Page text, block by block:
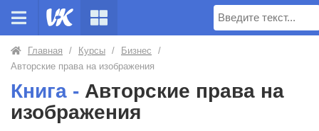
Поиск
Главная / Курсы / Бизнес
/
Авторские права на изображения
Книга - Авторские права на
изображения